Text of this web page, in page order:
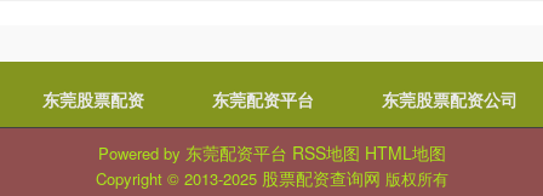
东莞股票配资 东莞配资平台 东莞股票配资公司
Powered by 东莞配资平台 RSS地图 HTML地图
Copyright © 2013-2025 股票配资查询网 版权所有